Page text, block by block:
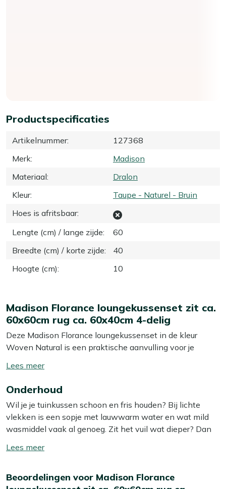
Productspecificaties
Artikelnummer:
127368
Merk:
Madison
Materiaal:
Dralon
Kleur:
Taupe - Naturel - Bruin
Hoes is afritsbaar:
Lengte (cm) / lange zijde:
60
Breedte (cm) / korte zijde:
40
Hoogte (cm): 10
Madison Florance loungekussenset zit ca.
60x60cm rug ca. 60x40cm 4-delig
Deze Madison Florance loungekussenset in de kleur
Woven Natural is een praktische aanvulling voor je
van ongeveer 60x60 cm en twee rugkussens van
comfortabele zitervaring, ideaal voor lange avonden
buiten. De natuurlijke uitstraling van de Woven Natural
kleur past bij vrijwel elke tuinsetting. Geniet van extra
comfort en stijl met deze veelzijdige kussenset.
Toon/verberg
meer
Onderhoud
Wil je je tuinkussen schoon en fris houden? Bij lichte
vlekken is een sopje met lauwwarm water en wat mild
wasmiddel vaak al genoeg. Zit het vuil wat dieper? Dan
hardnekkige vlekken los te krijgen zonder de stof aan te
schaduw laat opdrogen, zo voorkom je dat de kleur
Toon/verberg
Beoordelingen voor Madison Florance